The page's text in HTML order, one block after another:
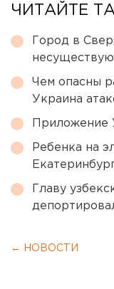
ЧИТАЙТЕ
Город в
Чем опасны
Украина
Приложение
Ребенка на
Главу
← НОВОСТИ